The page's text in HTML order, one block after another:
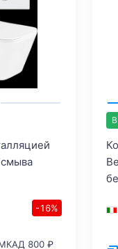
-16%
МКАД 800 ₽